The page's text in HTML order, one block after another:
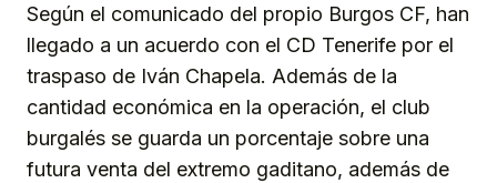
Según el comunicado del propio Burgos CF, han
llegado a un acuerdo con el CD Tenerife por el
traspaso de Iván Chapela. Además de la
cantidad económica en la operación, el club
burgalés se guarda un porcentaje sobre una
futura venta del extremo gaditano, además de